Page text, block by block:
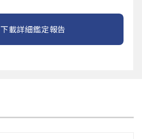
下載詳細鑑定報告